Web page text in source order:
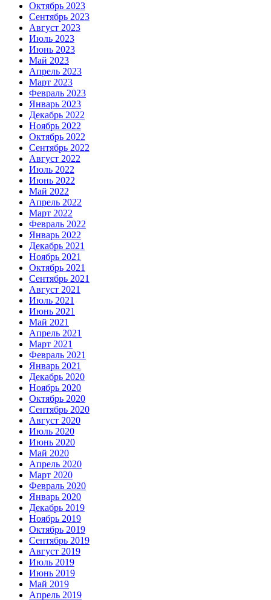
Октябрь 2023
Сентябрь 2023
Август 2023
Июль 2023
Июнь 2023
Май 2023
Апрель 2023
Март 2023
Февраль 2023
Январь 2023
Декабрь 2022
Ноябрь 2022
Октябрь 2022
Сентябрь 2022
Август 2022
Июль 2022
Июнь 2022
Май 2022
Апрель 2022
Март 2022
Февраль 2022
Январь 2022
Декабрь 2021
Ноябрь 2021
Октябрь 2021
Сентябрь 2021
Август 2021
Июль 2021
Июнь 2021
Май 2021
Апрель 2021
Март 2021
Февраль 2021
Январь 2021
Декабрь 2020
Ноябрь 2020
Октябрь 2020
Сентябрь 2020
Август 2020
Июль 2020
Июнь 2020
Май 2020
Апрель 2020
Март 2020
Февраль 2020
Январь 2020
Декабрь 2019
Ноябрь 2019
Октябрь 2019
Сентябрь 2019
Август 2019
Июль 2019
Июнь 2019
Май 2019
Апрель 2019